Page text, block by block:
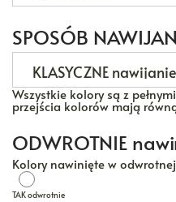
SPOSÓB
Wszystkie kolory są z
przejścia kolorów mają
ODWROTNIE
Kolory nawinięte w
TAK odwrotnie